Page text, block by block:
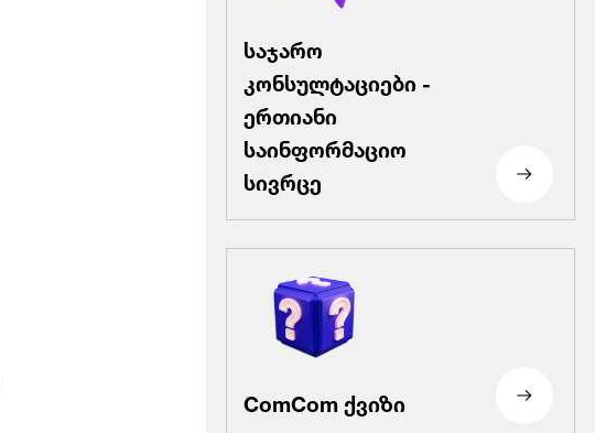
საჯარო
კონსულტაციები -
ერთიანი
საინფორმაციო
სივრცე
ComCom ქვიზი